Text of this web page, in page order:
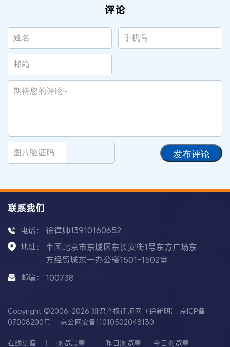
评论
发布评论
联系我们
电话： 徐律师13910160652
地址：
中国北京市东城区东长安街1号东方广场东
方经贸城东一办公楼1501-1502室
邮编： 100738
Copyright ©2006-2026 知识产权律师网（徐新明） 京ICP备
07008200号
京公网安备11010502048130
在线访客 浏览总量 昨日浏览量 今日浏览量